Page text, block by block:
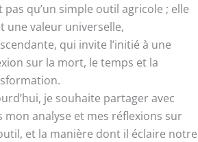
pas qu’un simple outil agricole ; elle
une valeur universelle,
qui invite l’initié à une
sur la mort, le temps et la
je souhaite partager avec
mon analyse et mes réflexions sur
et la manière dont il éclaire notre